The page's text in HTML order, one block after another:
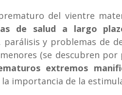
del vientre
de salud a largo
y problemas de
(se descubren
extremos
la importancia de la